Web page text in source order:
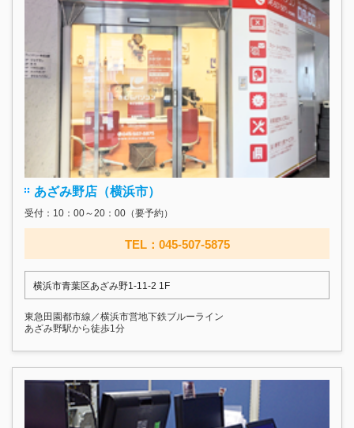
あざみ野店（横浜市）
受付：10：00～20：00（要予約）
TEL：045-507-5875
横浜市青葉区あざみ野1-11-2 1F
東急田園都市線／横浜市営地下鉄ブルーライン
あざみ野駅から徒歩1分